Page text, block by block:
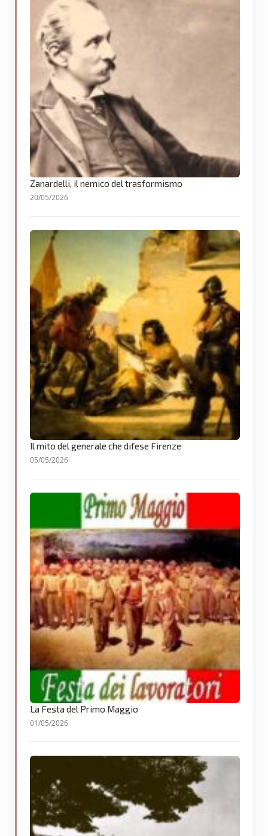
Zanardelli, il nemico del trasformismo
20/05/2026
Il mito del generale che difese Firenze
05/05/2026
La Festa del Primo Maggio
01/05/2026